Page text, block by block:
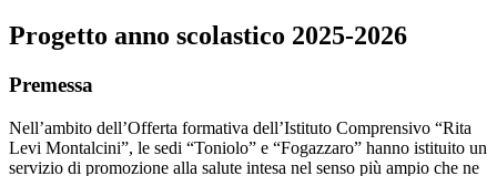
Progetto anno scolastico 2025-2026
Premessa
Nell’ambito dell’Offerta formativa dell’Istituto Comprensivo “Rita
Levi Montalcini”, le sedi “Toniolo” e “Fogazzaro” hanno istituito un
servizio di promozione alla salute intesa nel senso più ampio che ne